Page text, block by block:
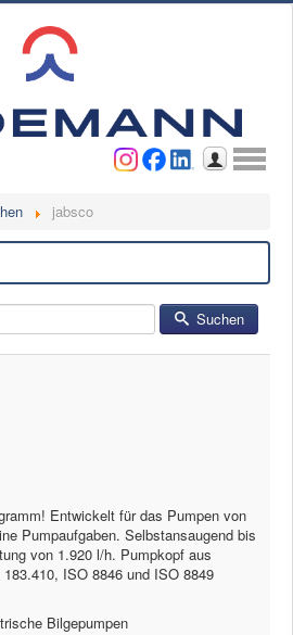
jabsco
Suchen
Entwickelt für das Pumpen von
Pumpaufgaben. Selbstansaugend bis
von 1.920 l/h. Pumpkopf aus
ISO 8846 und ISO 8849
Bilgepumpen